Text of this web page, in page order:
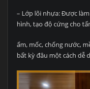
– Lớp lõi nhựa: Được
hình, tạo độ cứng cho
ẩm, mốc, chống nước,
bất kỳ đâu một cách dễ